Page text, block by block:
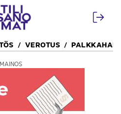
VEROTUS
MAINOS